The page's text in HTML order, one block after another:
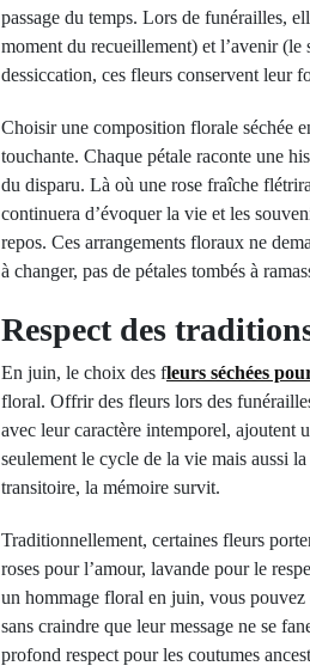
passage du temps. Lors de funérailles,
moment du recueillement) et l’avenir
dessiccation, ces fleurs conservent leur
Choisir une composition florale séchée
touchante. Chaque pétale raconte une
du disparu. Là où une rose fraîche
continuera d’évoquer la vie et les
repos. Ces arrangements floraux ne
à changer, pas de pétales tombés à
Respect des
En juin, le choix des fleurs séchées
floral. Offrir des fleurs lors des
avec leur caractère intemporel, ajoutent
seulement le cycle de la vie mais aussi
transitoire, la mémoire survit.
Traditionnellement, certaines fleurs
roses pour l’amour, lavande pour le
un hommage floral en juin, vous pouvez
sans craindre que leur message ne se
profond respect pour les coutumes